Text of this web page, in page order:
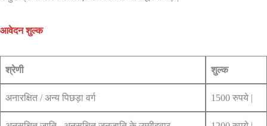
आवेदन शुल्क
श्रेणी शुल्क
अनारक्षित / अन्य पिछड़ा वर्ग 1500 रुपये |